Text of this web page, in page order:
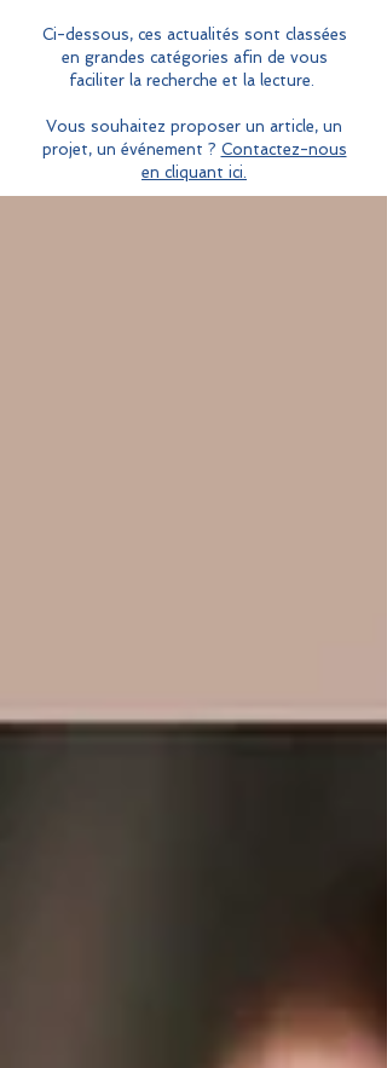
Ci-dessous, ces actualités sont classées
en grandes catégories afin de vous
faciliter la recherche et la lecture.
Vous souhaitez proposer un article, un
projet, un événement ? Contactez-nous
en cliquant ici.